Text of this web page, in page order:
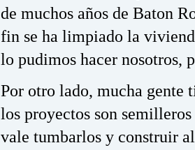
de muchos años de Baton
fin se ha limpiado la
lo pudimos hacer nosotros,
Por otro lado, mucha gente
los proyectos son
vale tumbarlos y construir